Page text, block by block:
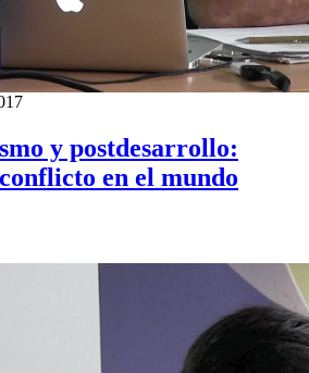
y postdesarrollo:
en el mundo